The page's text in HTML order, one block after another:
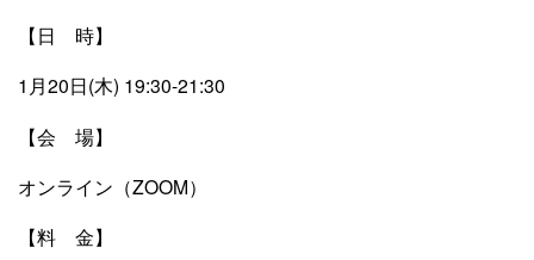
【日 時】
1月20日(木) 19:30-21:30
【会 場】
オンライン（ZOOM）
【料 金】